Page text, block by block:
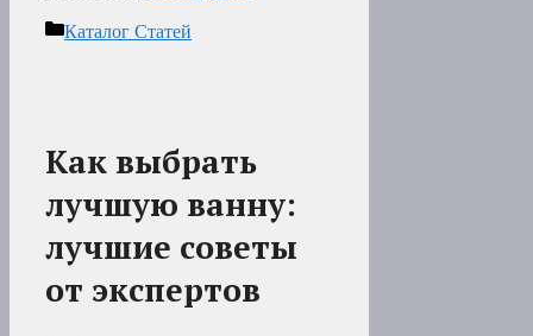
Рубрики
Каталог Статей
Как выбрать
лучшую ванну:
лучшие советы
от экспертов